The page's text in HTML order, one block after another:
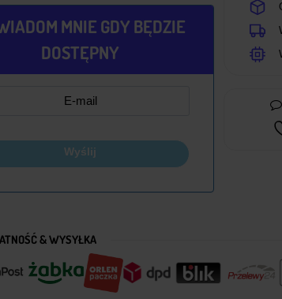
MNIE GDY BĘDZIE
DOSTĘPNY
Wyślij
& WYSYŁKA